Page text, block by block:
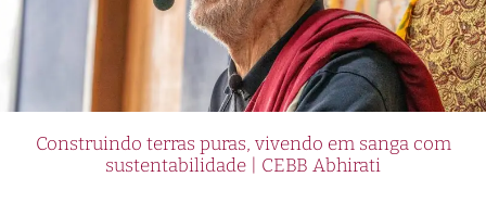
Construindo terras puras, vivendo em sanga com
sustentabilidade | CEBB Abhirati